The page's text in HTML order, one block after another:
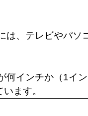
は、テレビやパソ
何インチか（1イ
ます。